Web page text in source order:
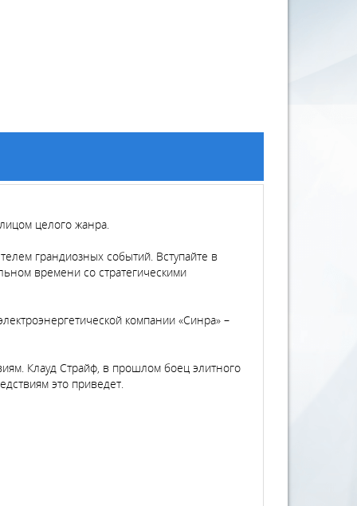
целого жанра.
грандиозных событий. Вступайте в
времени со стратегическими
компании «Синра» –
Клауд Страйф, в прошлом боец элитного
это приведет.